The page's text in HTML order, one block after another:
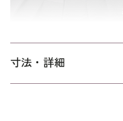
寸法・詳細